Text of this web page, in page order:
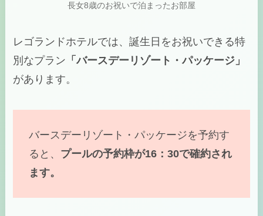
長女8歳のお祝いで泊まったお部屋
レゴランドホテルでは、誕生日をお祝いできる特
別なプラン 「バースデーリゾート・パッケージ」
があります。
バースデーリゾート・パッケージを予約す
ると、 プールの予約枠が16：30で確約され
ます。